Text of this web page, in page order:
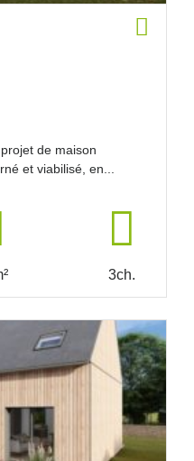
de maison
et viabilisé, en...
3ch.